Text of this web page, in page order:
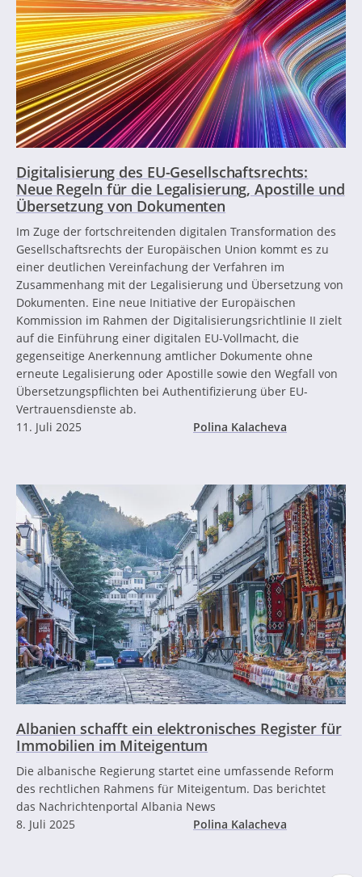
Digitalisierung des EU-Gesellschaftsrechts:
Neue Regeln für die Legalisierung, Apostille und
Übersetzung von Dokumenten
Im Zuge der fortschreitenden digitalen Transformation des
Gesellschaftsrechts der Europäischen Union kommt es zu
einer deutlichen Vereinfachung der Verfahren im
Zusammenhang mit der Legalisierung und Übersetzung von
Dokumenten. Eine neue Initiative der Europäischen
Kommission im Rahmen der Digitalisierungsrichtlinie II zielt
auf die Einführung einer digitalen EU-Vollmacht, die
gegenseitige Anerkennung amtlicher Dokumente ohne
erneute Legalisierung oder Apostille sowie den Wegfall von
Übersetzungspflichten bei Authentifizierung über EU-
Vertrauensdienste ab.
11. Juli 2025
Polina Kalacheva
Albanien schafft ein elektronisches Register für
Immobilien im Miteigentum
Die albanische Regierung startet eine umfassende Reform
des rechtlichen Rahmens für Miteigentum. Das berichtet
das Nachrichtenportal Albania News
8. Juli 2025
Polina Kalacheva